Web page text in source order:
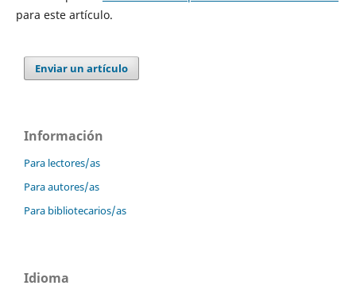
para este artículo.
Enviar un artículo
Información
Para lectores/as
Para autores/as
Para bibliotecarios/as
Idioma